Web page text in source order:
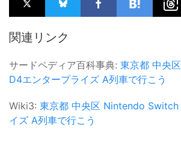
関連リンク
サードペディア百科事典: 東京都 中央区
D4エンタープライズ A列車で行こう
Wiki3: 東京都 中央区 Nintendo Switch
イズ A列車で行こう